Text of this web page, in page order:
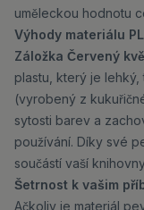
uměleckou hodnotu
Výhody materiálu
Záložka Červený
plastu, který je
(vyrobený z
sytosti barev a
používání. Díky své
součástí vaší
Šetrnost k vašim
Ačkoliv je materiál